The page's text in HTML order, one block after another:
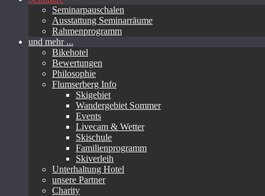
Seminarpauschalen
Ausstattung Seminarräume
Rahmenprogramm
und mehr ...
Bikehotel
Bewertungen
Philosophie
Flumserberg Info
Skigebiet
Wandergebiet Sommer
Events
Livecam & Wetter
Skischule
Familienprogramm
Skiverleih
Unterhaltung Hotel
unsere Partner
Charity